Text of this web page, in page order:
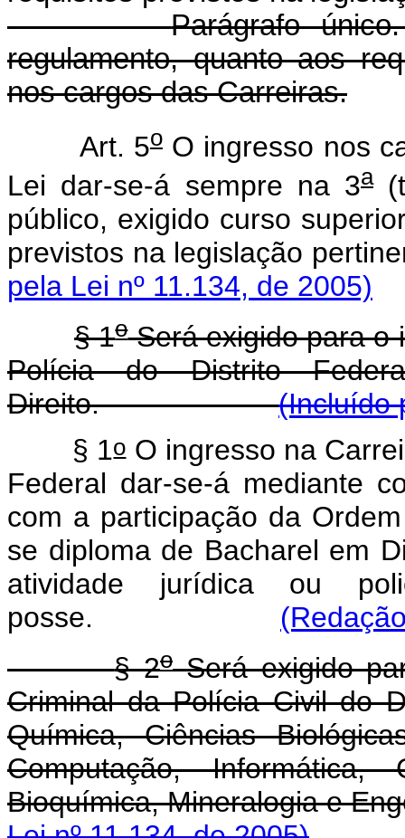
Parágrafo
regulamento, quanto aos
nos cargos das Carreiras.
Art. 5oO ingresso nos
Lei dar-se-á sempre na 3a
público, exigido curso
previstos na
pela Lei nº 11.134, de 2005)
§ 1oSerá exigido para o
Polícia do Distrito
Direito.(Incluído
§ 1oO ingresso na
Federal dar-se-á mediante
com a participação da
se diploma de Bacharel em
atividade jurídica ou
posse.
§ 2oSerá exigido
Criminal da Polícia Civil do
Química, Ciências
Computação, Informática,
Bioquímica,